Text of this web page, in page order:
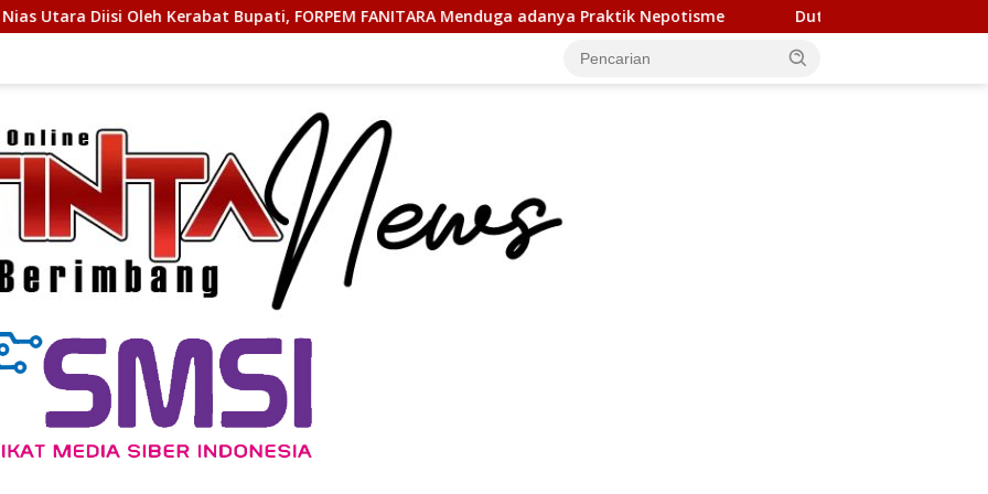
FORPEM FANITARA Menduga adanya Praktik Nepotisme Duta Genre Harus Jadi Penggerak Remaja, Rico